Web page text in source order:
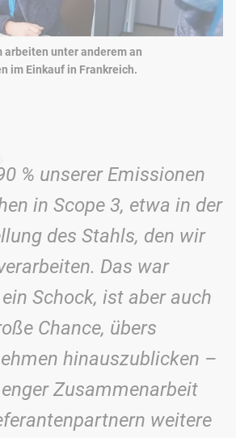
arbeiten unter anderem an
im Einkauf in Frankreich.
% unserer Emissionen
in Scope 3, etwa in der
des Stahls, den wir
Das war
Schock, ist aber auch
Chance, übers
hinauszublicken –
Zusammenarbeit
weitere